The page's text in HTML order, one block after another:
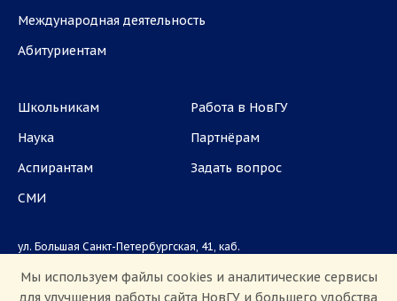
Международная деятельность
Абитуриентам
Школьникам
Наука
Аспирантам
СМИ
Работа в НовГУ
Партнёрам
Задать вопрос
ул. Большая Санкт-Петербургская, 41, каб.
Приемная комиссия: +7(8162)33-20-44
Мы используем файлы cookies и аналитические сервисы
для улучшения работы сайта НовГУ и большего удобства